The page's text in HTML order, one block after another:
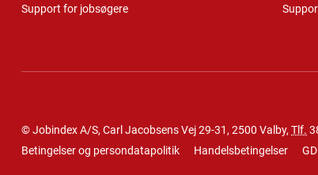
Support for jobsøgere
© Jobindex A/S, Carl Jacobsens Vej 29-31, 2500 Valby, Tlf.
Betingelser og persondatapolitik
Handelsbetingelser